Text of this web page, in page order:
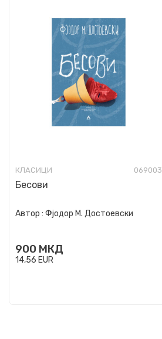
КЛАСИЦИ 069003
Бесови
Автор : Фјодор М. Достоевски
900 МКД
14,56 EUR